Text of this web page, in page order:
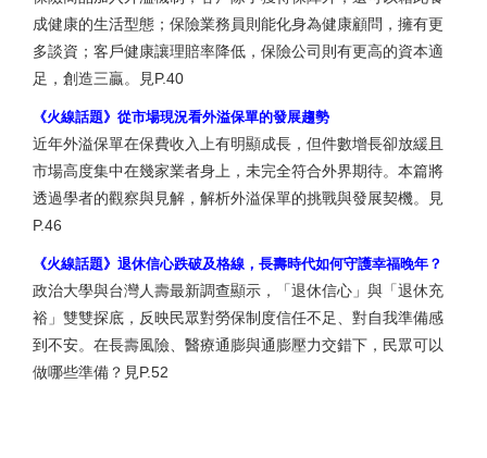
成健康的生活型態；保險業務員則能化身為健康顧問，擁有更
多談資；客戶健康讓理賠率降低，保險公司則有更高的資本適
足，創造三贏。見P.40
《火線話題》從市場現況看外溢保單的發展趨勢
近年外溢保單在保費收入上有明顯成長，但件數增長卻放緩且
市場高度集中在幾家業者身上，未完全符合外界期待。本篇將
透過學者的觀察與見解，解析外溢保單的挑戰與發展契機。見
P.46
《火線話題》退休信心跌破及格線，長壽時代如何守護幸福晚年？
政治大學與台灣人壽最新調查顯示，「退休信心」與「退休充
裕」雙雙探底，反映民眾對勞保制度信任不足、對自我準備感
到不安。在長壽風險、醫療通膨與通膨壓力交錯下，民眾可以
做哪些準備？見P.52